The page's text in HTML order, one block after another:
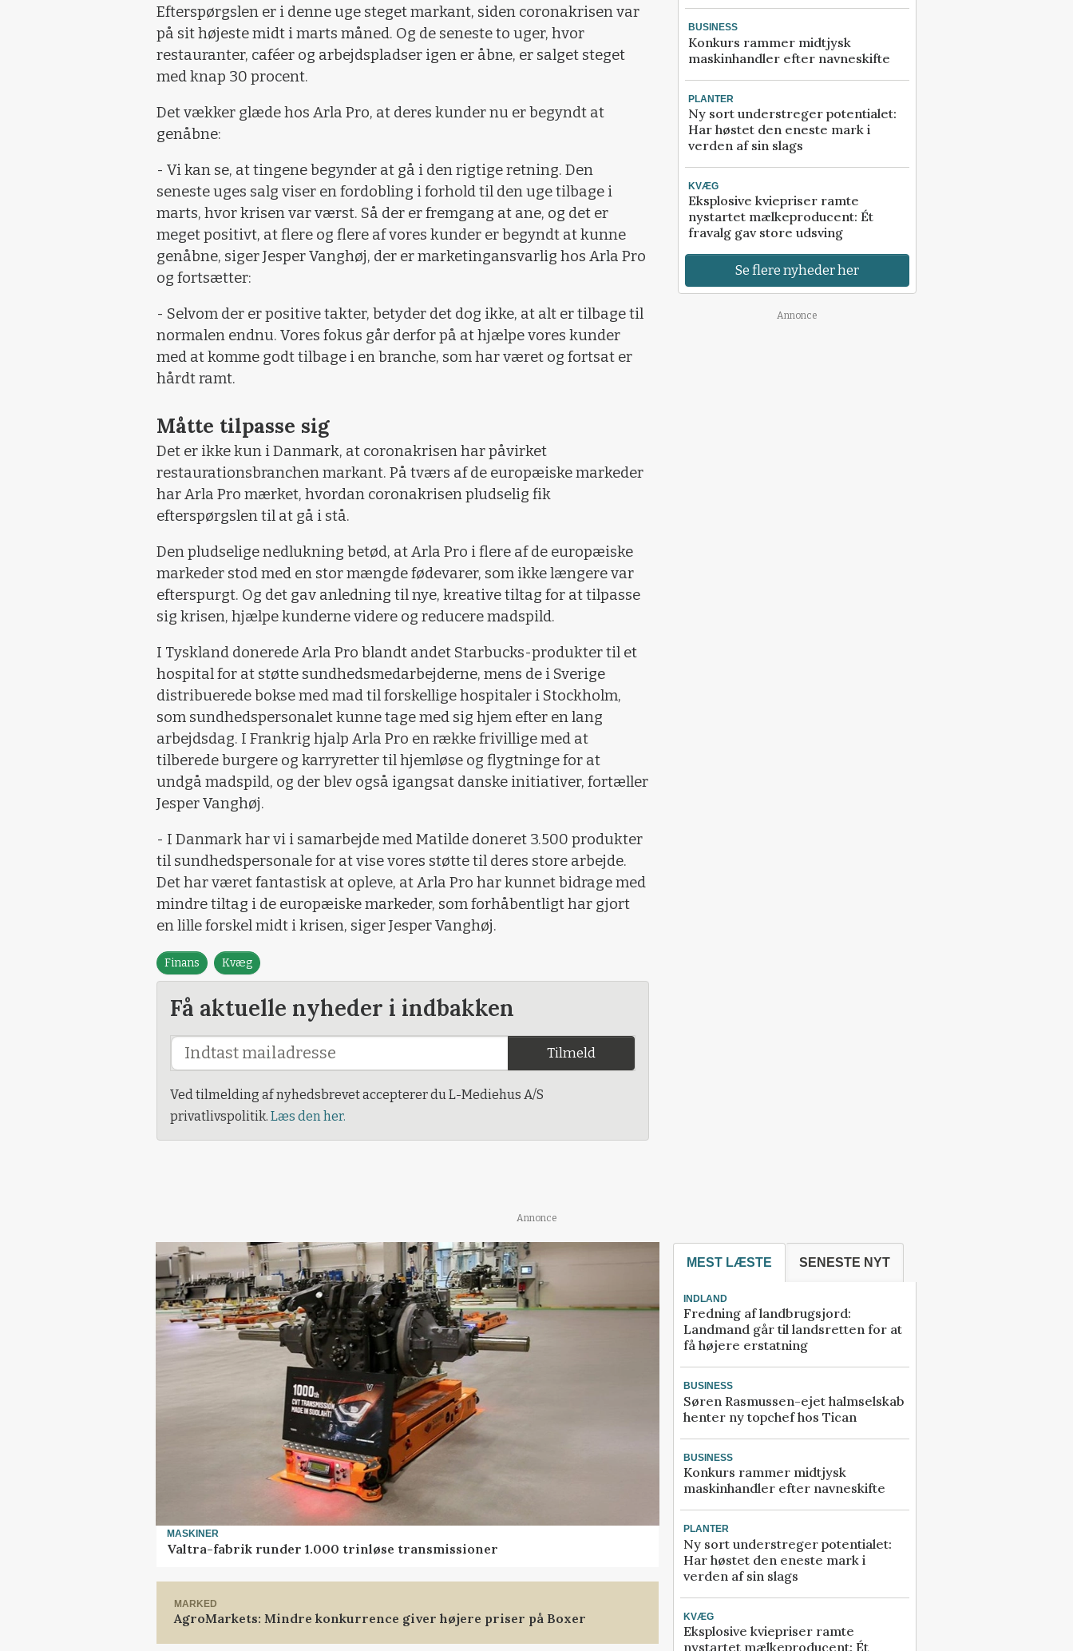
Efterspørgslen er i denne uge steget markant, siden coronakrisen var
på sit højeste midt i marts måned. Og de seneste to uger, hvor
restauranter, caféer og arbejdspladser igen er åbne, er salget steget
med knap 30 procent.
Det vækker glæde hos Arla Pro, at deres kunder nu er begyndt at
genåbne:
- Vi kan se, at tingene begynder at gå i den rigtige retning. Den
seneste uges salg viser en fordobling i forhold til den uge tilbage i
marts, hvor krisen var værst. Så der er fremgang at ane, og det er
meget positivt, at flere og flere af vores kunder er begyndt at kunne
genåbne, siger Jesper Vanghøj, der er marketingansvarlig hos Arla Pro
og fortsætter:
- Selvom der er positive takter, betyder det dog ikke, at alt er tilbage til
normalen endnu. Vores fokus går derfor på at hjælpe vores kunder
med at komme godt tilbage i en branche, som har været og fortsat er
hårdt ramt.
Måtte tilpasse sig
Det er ikke kun i Danmark, at coronakrisen har påvirket
restaurationsbranchen markant. På tværs af de europæiske markeder
har Arla Pro mærket, hvordan coronakrisen pludselig fik
efterspørgslen til at gå i stå.
Den pludselige nedlukning betød, at Arla Pro i flere af de europæiske
markeder stod med en stor mængde fødevarer, som ikke længere var
efterspurgt. Og det gav anledning til nye, kreative tiltag for at tilpasse
sig krisen, hjælpe kunderne videre og reducere madspild.
I Tyskland donerede Arla Pro blandt andet Starbucks-produkter til et
hospital for at støtte sundhedsmedarbejderne, mens de i Sverige
distribuerede bokse med mad til forskellige hospitaler i Stockholm,
som sundhedspersonalet kunne tage med sig hjem efter en lang
arbejdsdag. I Frankrig hjalp Arla Pro en række frivillige med at
tilberede burgere og karryretter til hjemløse og flygtninge for at
undgå madspild, og der blev også igangsat danske initiativer, fortæller
Jesper Vanghøj.
- I Danmark har vi i samarbejde med Matilde doneret 3.500 produkter
til sundhedspersonale for at vise vores støtte til deres store arbejde.
Det har været fantastisk at opleve, at Arla Pro har kunnet bidrage med
mindre tiltag i de europæiske markeder, som forhåbentligt har gjort
en lille forskel midt i krisen, siger Jesper Vanghøj.
Finans Kvæg
Få aktuelle nyheder i indbakken
Tilmeld
Ved tilmelding af nyhedsbrevet accepterer du L-Mediehus A/S
privatlivspolitik. Læs den her.
BUSINESS
Konkurs rammer midtjysk
maskinhandler efter navneskifte
PLANTER
Ny sort understreger potentialet:
Har høstet den eneste mark i
verden af sin slags
KVÆG
Eksplosive kviepriser ramte
nystartet mælkeproducent: Ét
fravalg gav store udsving
Se flere nyheder her
Annonce
Annonce
MASKINER
Valtra-fabrik runder 1.000 trinløse transmissioner
MARKED
AgroMarkets: Mindre konkurrence giver højere priser på Boxer
MEST LÆSTE SENESTE NYT
INDLAND
Fredning af landbrugsjord:
Landmand går til landsretten for at
få højere erstatning
BUSINESS
Søren Rasmussen-ejet halmselskab
henter ny topchef hos Tican
BUSINESS
Konkurs rammer midtjysk
maskinhandler efter navneskifte
PLANTER
Ny sort understreger potentialet:
Har høstet den eneste mark i
verden af sin slags
KVÆG
Eksplosive kviepriser ramte
nystartet mælkeproducent: Ét